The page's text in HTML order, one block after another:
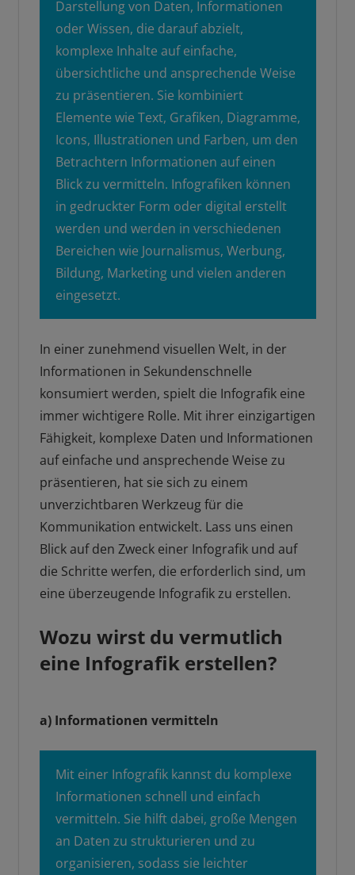
Darstellung von Daten, Informationen
oder Wissen, die darauf abzielt,
komplexe Inhalte auf einfache,
übersichtliche und ansprechende Weise
zu präsentieren. Sie kombiniert
Elemente wie Text, Grafiken, Diagramme,
Icons, Illustrationen und Farben, um den
Betrachtern Informationen auf einen
Blick zu vermitteln. Infografiken können
in gedruckter Form oder digital erstellt
werden und werden in verschiedenen
Bereichen wie Journalismus, Werbung,
Bildung, Marketing und vielen anderen
eingesetzt.
In einer zunehmend visuellen Welt, in der
Informationen in Sekundenschnelle
konsumiert werden, spielt die Infografik eine
immer wichtigere Rolle. Mit ihrer einzigartigen
Fähigkeit, komplexe Daten und Informationen
auf einfache und ansprechende Weise zu
präsentieren, hat sie sich zu einem
unverzichtbaren Werkzeug für die
Kommunikation entwickelt. Lass uns einen
Blick auf den Zweck einer Infografik und auf
die Schritte werfen, die erforderlich sind, um
eine überzeugende Infografik zu erstellen.
Wozu wirst du vermutlich
eine Infografik erstellen?
a) Informationen vermitteln
Mit einer Infografik kannst du komplexe
Informationen schnell und einfach
vermitteln. Sie hilft dabei, große Mengen
an Daten zu strukturieren und zu
organisieren, sodass sie leichter